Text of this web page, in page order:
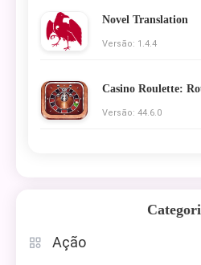
Novel Translation
Versão: 1.4.4
Casino Roulette:
Versão: 44.6.0
Ação